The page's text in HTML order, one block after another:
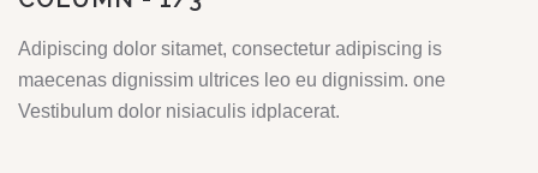
Adipiscing dolor sitamet, consectetur adipiscing is
maecenas dignissim ultrices leo eu dignissim. one
Vestibulum dolor nisiaculis idplacerat.